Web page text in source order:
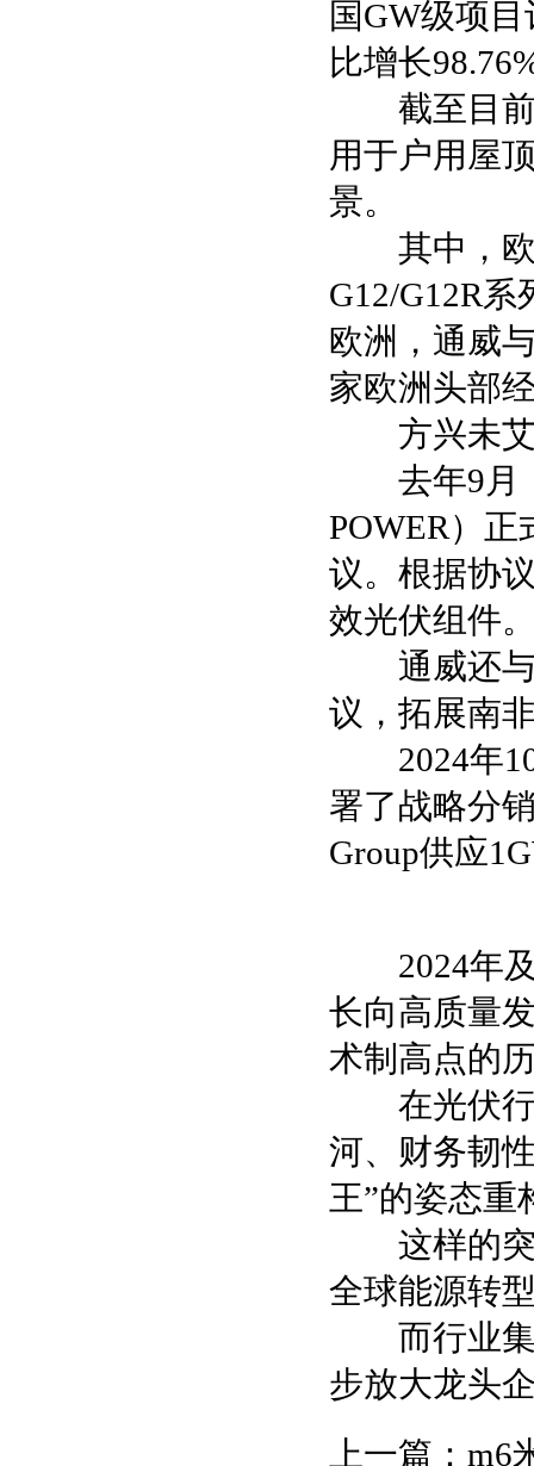
国GW级项
比增长
截至目前
用于户用屋
景。
其中，欧
G12/G12R
欧洲，通威
家欧洲头部
方兴未艾
去年9月，
POWER）
议。根据协
效光伏组件
通威还与
议，拓展南
2024年10
署了战略分
Group供应
2024年及
长向高质量
术制高点的
在光伏行
河、财务韧
王”的姿态重
这样的突
全球能源转
而行业集
步放大龙头
上一篇： m6